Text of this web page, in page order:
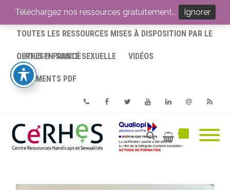
ACCUEIL
TOUTES LES RESSOURCES MISES À DISPOSITION PAR LE
CERHES® FRANCE
OUTILS EN SANTÉ SEXUELLE VIDÉOS
DOCUMENTS PDF
PhoneFacebookTwitterYoutube
Téléchargez nos ressources gratuitement... Ignorer